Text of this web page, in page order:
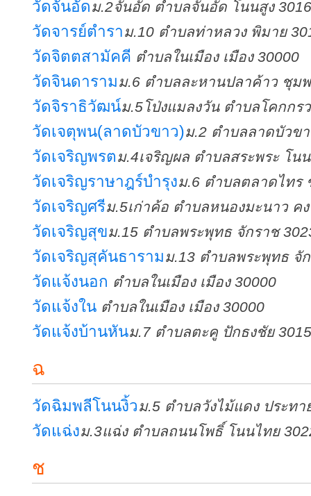
วัดจันอัดม.2จันอัด ตำบลจันอัด โนนสูง
วัดจารย์ตำราม.10 ตำบลท่าหลวง พิมาย
วัดจิตตสามัคคี ตำบลในเมือง เมือง 30000
วัดจินดารามม.6 ตำบลละหานปลาค้าว ชุมพ
วัดจิราธิวัฒน์ม.5โป่งแมลงวัน ตำบลโคกกร
วัดเจตุพน(ลาดบัวขาว)ม.2 ตำบลลาดบัวข
วัดเจริญพรตม.4เจริญผล ตำบลสระพระ โน
วัดเจริญราษาฎร์บำรุงม.6 ตำบลตลาดไทร
วัดเจริญศรีม.5เก่าค้อ ตำบลหนองมะนาว ค
วัดเจริญสุขม.15 ตำบลพระพุทธ จักราช
วัดเจริญสุคันธารามม.13 ตำบลพระพุทธ จั
วัดแจ้งนอก ตำบลในเมือง เมือง 30000
วัดแจ้งใน ตำบลในเมือง เมือง 30000
วัดแจ้งบ้านหันม.7 ตำบลตะคู ปักธงชัย
ฉ
วัดฉิมพลีโนนงิ้วม.5 ตำบลวังไม้แดง ประทา
วัดแฉ่งม.3แฉ่ง ตำบลถนนโพธิ์ โนนไทย
ช